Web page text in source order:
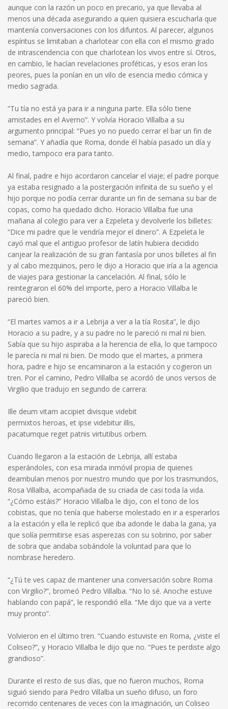
aunque con la razón un poco en precario, ya que llevaba al
menos una década asegurando a quien quisiera escucharla que
mantenía conversaciones con los difuntos. Al parecer, algunos
espíritus se limitaban a charlotear con ella con el mismo grado
de intrascendencia con que charlotean los vivos entre sí. Otros,
en cambio, le hacían revelaciones proféticas, y esos eran los
peores, pues la ponían en un vilo de esencia medio cómica y
medio sagrada.
“Tu tía no está ya para ir a ninguna parte. Ella sólo tiene
amistades en el Averno”. Y volvía Horacio Villalba a su
argumento principal: “Pues yo no puedo cerrar el bar un fin de
semana”. Y añadía que Roma, donde él había pasado un día y
medio, tampoco era para tanto.
Al final, padre e hijo acordaron cancelar el viaje; el padre porque
ya estaba resignado a la postergación infinita de su sueño y el
hijo porque no podía cerrar durante un fin de semana su bar de
copas, como ha quedado dicho. Horacio Villalba fue una
mañana al colegio para ver a Ezpeleta y devolverle los billetes:
“Dice mi padre que le vendría mejor el dinero”. A Ezpeleta le
cayó mal que el antiguo profesor de latín hubiera decidido
canjear la realización de su gran fantasía por unos billetes al fin
y al cabo mezquinos, pero le dijo a Horacio que iría a la agencia
de viajes para gestionar la cancelación. Al final, sólo le
reintegraron el 60% del importe, pero a Horacio Villalba le
pareció bien.
“El martes vamos a ir a Lebrija a ver a la tía Rosita”, le dijo
Horacio a su padre, y a su padre no le pareció ni mal ni bien.
Sabía que su hijo aspiraba a la herencia de ella, lo que tampoco
le parecía ni mal ni bien. De modo que el martes, a primera
hora, padre e hijo se encaminaron a la estación y cogieron un
tren. Por el camino, Pedro Villalba se acordó de unos versos de
Virgilio que tradujo en segundo de carrera:
Ille deum vitam accipiet divisque videbit
permixtos heroas, et ipse videbitur illis,
pacatumque reget patriis virtutibus orbem.
Cuando llegaron a la estación de Lebrija, allí estaba
esperándoles, con esa mirada inmóvil propia de quienes
deambulan menos por nuestro mundo que por los trasmundos,
Rosa Villalba, acompañada de su criada de casi toda la vida.
“¿Cómo estáis?” Horacio Villalba le dijo, con el tono de los
cobistas, que no tenía que haberse molestado en ir a esperarlos
a la estación y ella le replicó que iba adonde le daba la gana, ya
que solía permitirse esas asperezas con su sobrino, por saber
de sobra que andaba sobándole la voluntad para que lo
nombrase heredero.
“¿Tú te ves capaz de mantener una conversación sobre Roma
con Virgilio?”, bromeó Pedro Villalba. “No lo sé. Anoche estuve
hablando con papá”, le respondió ella. “Me dijo que va a verte
muy pronto”.
Volvieron en el último tren. “Cuando estuviste en Roma, ¿viste el
Coliseo?”, y Horacio Villalba le dijo que no. “Pues te perdiste algo
grandioso”.
Durante el resto de sus días, que no fueron muchos, Roma
siguió siendo para Pedro Villalba un sueño difuso, un foro
recorrido centenares de veces con la imaginación, un Coliseo